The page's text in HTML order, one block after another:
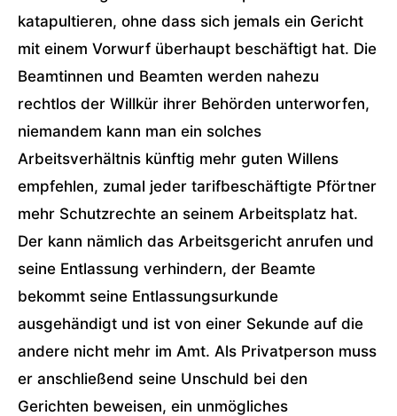
katapultieren, ohne dass sich jemals ein Gericht
mit einem Vorwurf überhaupt beschäftigt hat. Die
Beamtinnen und Beamten werden nahezu
rechtlos der Willkür ihrer Behörden unterworfen,
niemandem kann man ein solches
Arbeitsverhältnis künftig mehr guten Willens
empfehlen, zumal jeder tarifbeschäftigte Pförtner
mehr Schutzrechte an seinem Arbeitsplatz hat.
Der kann nämlich das Arbeitsgericht anrufen und
seine Entlassung verhindern, der Beamte
bekommt seine Entlassungsurkunde
ausgehändigt und ist von einer Sekunde auf die
andere nicht mehr im Amt. Als Privatperson muss
er anschließend seine Unschuld bei den
Gerichten beweisen, ein unmögliches